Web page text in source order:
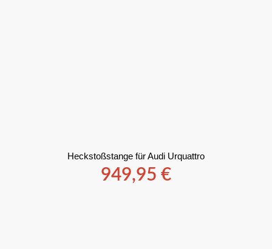
Heckstoßstange für Audi Urquattro
949,95 €